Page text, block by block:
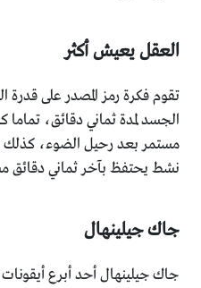
العقل يعيش أكثر
تقوم فكرة رمز المصدر على قدرة
الجسد لمدة ثماني دقائق،
مستمر بعد رحيل الضوء،
نشط يحتفظ بآخر ثماني دقائق
جاك جيلينهال
جاك جيلينهال أحد أبرع